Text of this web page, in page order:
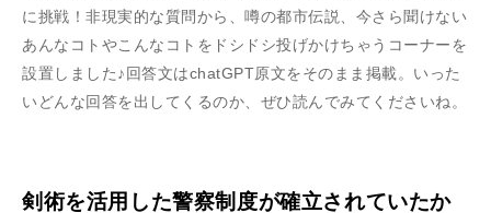
に挑戦！非現実的な質問から、噂の都市伝説、今さら聞けない
あんなコトやこんなコトをドシドシ投げかけちゃうコーナーを
設置しました♪回答文はchatGPT原文をそのまま掲載。いった
いどんな回答を出してくるのか、ぜひ読んでみてくださいね。
剣術を活用した警察制度が確立されていたか